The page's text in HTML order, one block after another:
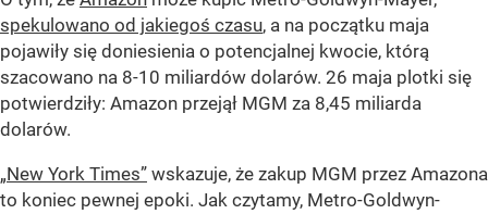
spekulowano od jakiegoś czasu, a na początku maja
pojawiły się doniesienia o potencjalnej kwocie, którą
szacowano na 8-10 miliardów dolarów. 26 maja plotki się
potwierdziły: Amazon przejął MGM za 8,45 miliarda
dolarów.
„New York Times” wskazuje, że zakup MGM przez Amazona
to koniec pewnej epoki. Jak czytamy, Metro-Goldwyn-